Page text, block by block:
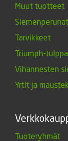
Muut tuotteet
Siemenperunat
Tarvikkeet
Triumph-
Vihannesten
Yrtit ja
Tuoteryhmät